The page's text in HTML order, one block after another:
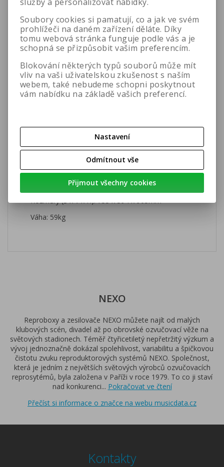
procesorovaných zesilovačůNXAMP4x4MK2,
které nabízí vícekanálové, vysoce výkonné zesílení
se sofistikovanou kontrolou, integrací do sítí a
ochranou reproboxů.
Technické specifikace:
Frekvenční rozsah @-6 dB: 28Hz - 120Hz
Maximální SPL@1m: 141 dB peak
Osazení: 1x 20palcový neodymový reproduktor s
dlouhou výchylkou
Připojení: 2x panelový konektor speakon NL4 na
zadní straně
Rozměry (Š x V x H): 755 x 594 x 905mm
Váha: 59kg
NEXO
Reproboxy a zesilovače NEXO můžete najít od malých
klubových scén, divadel až po obrovské ozvučovací věže na
světových stadionech. Téměř čtyřicetiletý nepřetržitý výzkum a
vývoj jednoznačně dokázal spolehlivost, variabilitu a špičkovou
čistotu zvuku reproduktorových systémů NEXO. Společnost,
která je jedním z největších světových výrobců ozvučovacích
reprosytémů, byla založena v Paříži v roce 1979. To co ji staví
nad konkurenci... Pokračovat ve čtení
Přečíst si informace o značce na webu musicdata.cz
Kontakty
Soubory cookies si pamatují, co a jak ve svém
prohlížeči na daném zařízení děláte. Díky
tomu webová stránka funguje podle vás a je
schopná se přizpůsobit vašim preferencím.
Blokování některých typů souborů může mít
vliv na vaši uživatelskou zkušenost s naším
webem, také nebudeme schopni poskytnout
vám nabídku na základě vašich preferencí.
Nastavení
Odmítnout vše
Přijmout všechny cookies